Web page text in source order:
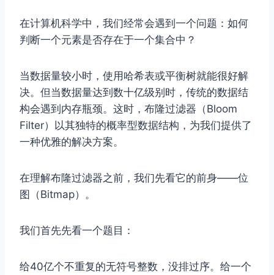
在计算机科学中，我们经常会遇到一个问题：如何
判断一个元素是否存在于一个集合中？
当数据量较小时，使用哈希表或平衡树就能很好解
决。但当数据量达到数十亿级别时，传统的数据结
构会遇到内存瓶颈。这时，布隆过滤器（Bloom
Filter）以其独特的概率型数据结构，为我们提供了
一种优雅的解决方案。
在理解布隆过滤器之前，我们先看它的前身——位
图（Bitmap）。
我们首先先看一个题目：
给40亿个不重复的⽆符号整数，没排过序。给⼀个